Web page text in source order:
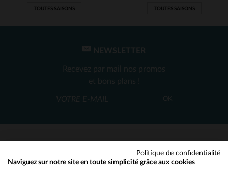
M L XL 2XL 3XL
TOUTES SAISONS
M L XL 2XL
TOUTES SAISONS
NEWSLETTER
Recevez par mail nos promos
et bons plans !
OK
SERVICE CLIENT
Politique de confidentialité
Naviguez sur notre site en toute simplicité grâce aux cookies